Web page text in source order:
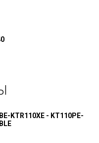
KTR110XE - KT110PE-